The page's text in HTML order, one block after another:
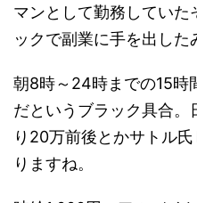
マンとして勤務していた
ックで副業に手を出した
朝8時～24時までの15時
だというブラック具合。
り20万前後とかサトル
りますね。